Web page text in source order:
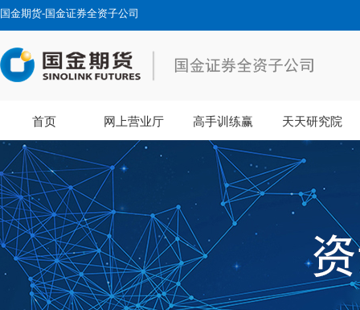
国金期货-国金证券全资子公司
首页 网上营业厅 高手训练赢 天天研究院